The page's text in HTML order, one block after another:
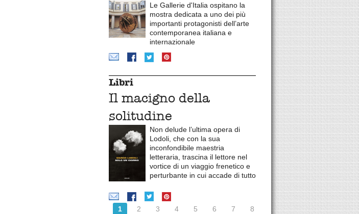
Le Gallerie d'Italia ospitano la
mostra dedicata a uno dei più
importanti protagonisti dell’arte
contemporanea italiana e
internazionale
Libri
Il macigno della
solitudine
Non delude l’ultima opera di
Lodoli, che con la sua
inconfondibile maestria
letteraria, trascina il lettore nel
vortice di un viaggio frenetico e
perturbante in cui accade di tutto
1 2 3 4 5 6 7
8